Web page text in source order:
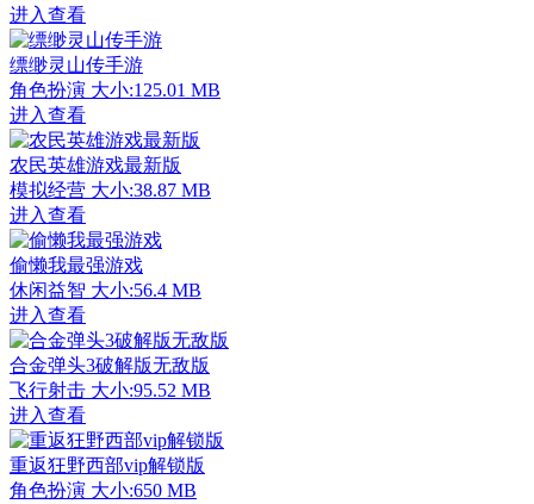
进入查看
缥缈灵山传手游
角色扮演 大小:125.01 MB
进入查看
农民英雄游戏最新版
模拟经营 大小:38.87 MB
进入查看
偷懒我最强游戏
休闲益智 大小:56.4 MB
进入查看
合金弹头3破解版无敌版
飞行射击 大小:95.52 MB
进入查看
重返狂野西部vip解锁版
角色扮演 大小:650 MB